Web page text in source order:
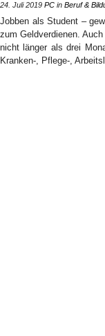
24. Juli 2019 PC in Beruf &
Jobben als Student –
zum Geldverdienen.
nicht länger als drei
Kranken-, Pflege-,